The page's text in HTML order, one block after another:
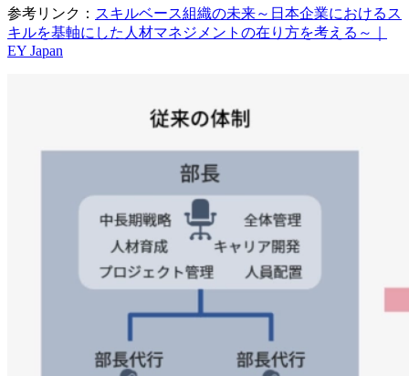
参考リンク： スキルベース組織の未来～日本企業におけるス
キルを基軸にした人材マネジメントの在り方を考える～｜
EY Japan